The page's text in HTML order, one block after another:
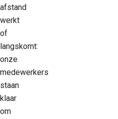
afstand
werkt
of
langskomt:
onze
medewerkers
staan
klaar
om